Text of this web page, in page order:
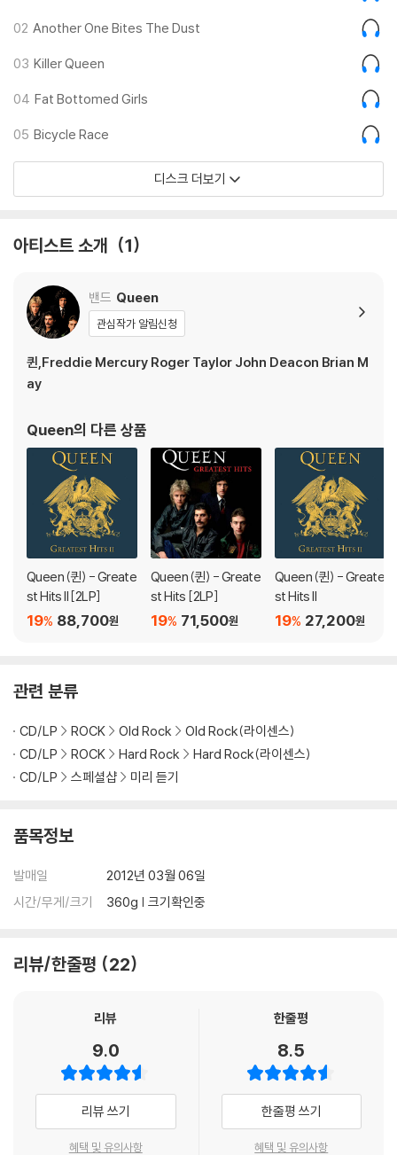
02 Another One Bites The Dust
03 Killer Queen
04 Fat Bottomed Girls
05 Bicycle Race
디스크 더보기
아티스트 소개 1
밴드 Queen
관심작가 알림신청
퀸,Freddie Mercury Roger Taylor John Deacon Brian M
ay
Queen의 다른 상품
Queen (퀸) - Greate
st Hits II [2LP]
88,700원
19%
Queen (퀸) - Greate
st Hits [2LP]
71,500원
19%
Queen (퀸) - Greate
st Hits II
27,200원
19%
관련 분류
CD/LP ROCK Old Rock
Old Rock(라이센스)
CD/LP
ROCK Hard Rock
Hard Rock(라이센스)
CD/LP
스페셜샵 미리 듣기
품목정보
발매일
2012년 03월 06일
시간/무게/크기
360g | 크기확인중
리뷰/한줄평 22
리뷰
9.0
리뷰 쓰기
혜택 및 유의사항
한줄평
8.5
한줄평 쓰기
혜택 및 유의사항